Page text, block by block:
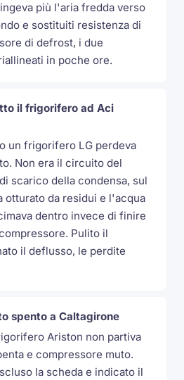
più l'aria fredda verso
e sostituiti resistenza di
di defrost, i due
in poche ore.
il frigorifero ad Aci
un frigorifero LG perdeva
Non era il circuito del
scarico della condensa, sul
otturato da residui e l'acqua
dentro invece di finire
Pulito il
il deflusso, le perdite
spento a Caltagirone
Ariston non partiva
e compressore muto.
la scheda e indicato il